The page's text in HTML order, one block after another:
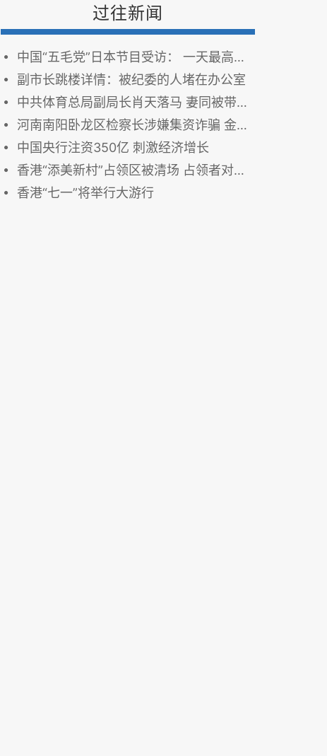
过往新闻
中国“五毛党”日本节目受访： 一天最高可赚500元
副市长跳楼详情：被纪委的人堵在办公室
中共体育总局副局长肖天落马 妻同被带走 图
河南南阳卧龙区检察长涉嫌集资诈骗 金额高达五个亿（上）
中国央行注资350亿 刺激经济增长
香港“添美新村”占领区被清场 占领者对如何继续意见各异
香港“七一”将举行大游行